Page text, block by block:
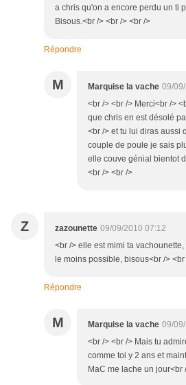
a chris qu'on a encore perdu un ti
Bisous.<br /> <br /> <br />
Répondre
M Marquise la vache 09/
<br /> <br /> Merci<br />
que chris en est désolé
<br /> et tu lui diras aussi
couple de poule je sais
elle couve génial bientot
<br /> <br />
Z zazounette 09/09/2010 07:12
<br /> elle est mimi ta
le moins possible, bisous<br /> <br
Répondre
M Marquise la vache 09/
<br /> <br /> Mais tu
comme toi y 2 ans et
MaC me lache un jour<br